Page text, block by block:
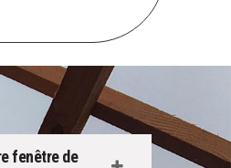
fenêtre de